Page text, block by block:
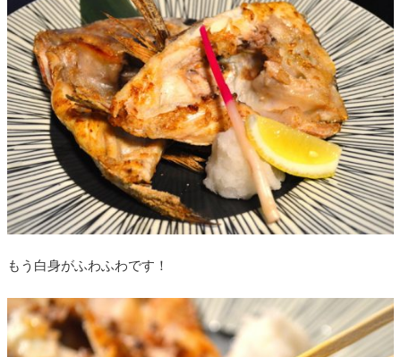
もう白身がふわふわです！